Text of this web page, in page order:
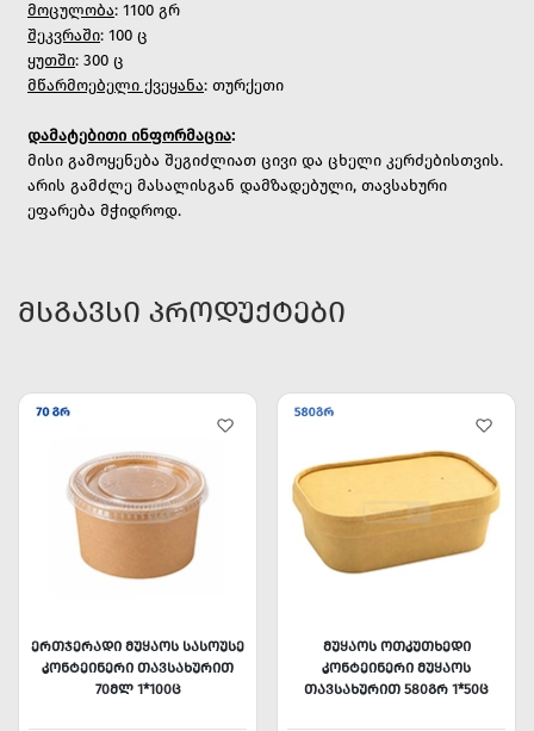
მოცულობა: 1100 გრ
შეკვრაში: 100 ც
ყუთში: 300 ც
მწარმოებელი ქვეყანა: თურქეთი
დამატებითი ინფორმაცია:
მისი გამოყენება შეგიძლიათ ცივი და ცხელი კერძებისთვის.
არის გამძლე მასალისგან დამზადებული, თავსახური
ეფარება მჭიდროდ.
ᲛᲡᲒᲐᲕᲡᲘ ᲞᲠᲝᲓᲣᲥᲢᲔᲑᲘ
ᲔᲠᲗᲯᲔᲠᲐᲓᲘ ᲛᲣᲧᲐᲝᲡ ᲡᲐᲡᲝᲣᲡᲔ
ᲙᲝᲜᲢᲔᲘᲜᲔᲠᲘ ᲗᲐᲕᲡᲐᲮᲣᲠᲘᲗ
70ᲛᲚ 1*100Ც
ᲛᲣᲧᲐᲝᲡ ᲝᲗᲙᲣᲗᲮᲔᲓᲘ
ᲙᲝᲜᲢᲔᲘᲜᲔᲠᲘ ᲛᲣᲧᲐᲝᲡ
ᲗᲐᲕᲡᲐᲮᲣᲠᲘᲗ 580ᲒᲠ 1*50Ც